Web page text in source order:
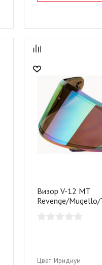
Визор V-12 MT
Revenge/Mugello/
Цвет: Иридиум